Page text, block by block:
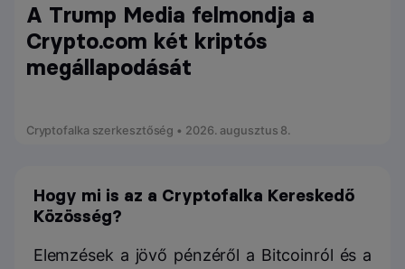
A Trump Media felmondja a
Crypto.com két kriptós
megállapodását
Cryptofalka szerkesztőség • 2026. augusztus 8.
Hogy mi is az a Cryptofalka Kereskedő
Közösség?
Elemzések a jövő pénzéről a Bitcoinról és a